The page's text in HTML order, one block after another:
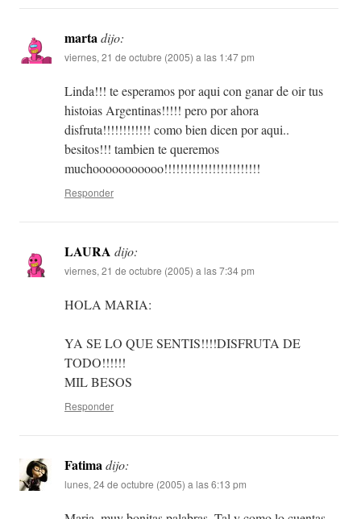
martadijo:
viernes, 21 de octubre (2005) a las 1:47 pm
Linda!!! te esperamos por aqui con ganar de oir tus
histoias Argentinas!!!!! pero por ahora
disfruta!!!!!!!!!!!! como bien dicen por aqui..
besitos!!! tambien te queremos
muchooooooooooo!!!!!!!!!!!!!!!!!!!!!!!!
Responder
LAURA dijo:
viernes, 21 de octubre (2005) a las 7:34 pm
HOLA MARIA:
YA SE LO QUE SENTIS!!!!DISFRUTA DE
TODO!!!!!!
MIL BESOS
Responder
Fatimadijo:
lunes, 24 de octubre (2005) a las 6:13 pm